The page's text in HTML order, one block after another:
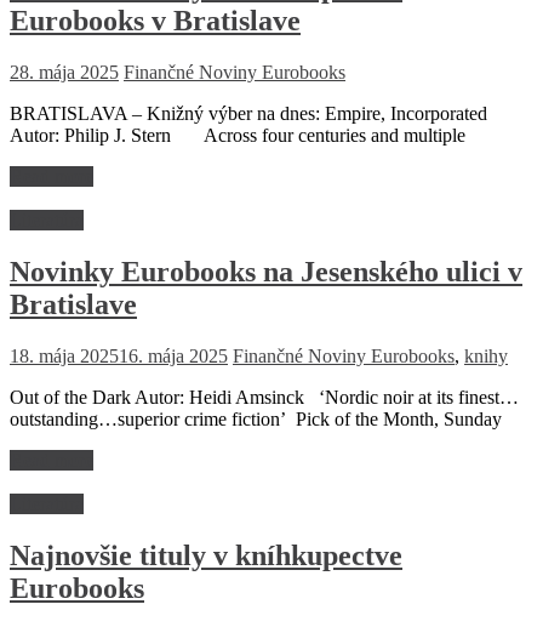
Eurobooks v Bratislave
28. mája 2025 Finančné Noviny Eurobooks
BRATISLAVA – Knižný výber na dnes: Empire, Incorporated
Autor: Philip J. Stern Across four centuries and multiple
Novinky Eurobooks na Jesenského ulici v
Bratislave
18. mája 202516. mája 2025 Finančné Noviny Eurobooks, knihy
Out of the Dark Autor: Heidi Amsinck ‘Nordic noir at its finest…
outstanding…superior crime fiction’ Pick of the Month, Sunday
Najnovšie tituly v kníhkupectve
Eurobooks